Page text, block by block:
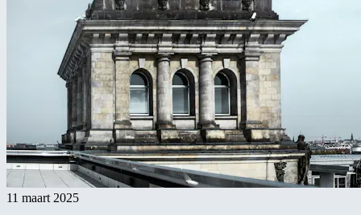
11 maart 2025